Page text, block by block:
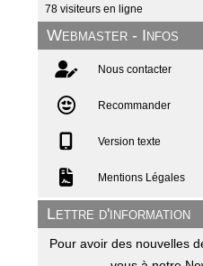
78 visiteurs en ligne
Webmaster - Infos
Nous contacter
Recommander
Version texte
Mentions Légales
Lettre d'information
Pour avoir des nouvelles